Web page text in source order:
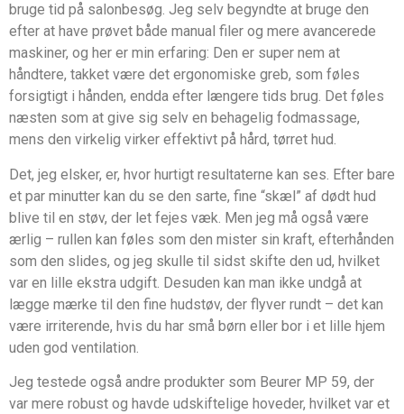
bruge tid på salonbesøg. Jeg selv begyndte at bruge den
efter at have prøvet både manual filer og mere avancerede
maskiner, og her er min erfaring: Den er super nem at
håndtere, takket være det ergonomiske greb, som føles
forsigtigt i hånden, endda efter længere tids brug. Det føles
næsten som at give sig selv en behagelig fodmassage,
mens den virkelig virker effektivt på hård, tørret hud.
Det, jeg elsker, er, hvor hurtigt resultaterne kan ses. Efter bare
et par minutter kan du se den sarte, fine “skæl” af dødt hud
blive til en støv, der let fejes væk. Men jeg må også være
ærlig – rullen kan føles som den mister sin kraft, efterhånden
som den slides, og jeg skulle til sidst skifte den ud, hvilket
var en lille ekstra udgift. Desuden kan man ikke undgå at
lægge mærke til den fine hudstøv, der flyver rundt – det kan
være irriterende, hvis du har små børn eller bor i et lille hjem
uden god ventilation.
Jeg testede også andre produkter som Beurer MP 59, der
var mere robust og havde udskiftelige hoveder, hvilket var et